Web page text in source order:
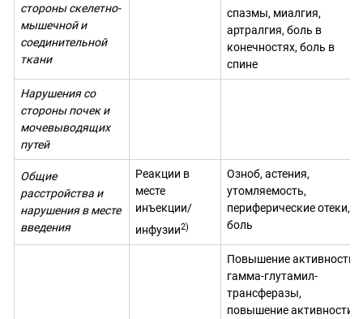
стороны скелетно-
мышечной и
соединительной
ткани
спазмы, миалгия,
артралгия, боль в
конечностях, боль в
спине
Нарушения со
стороны почек и
мочевывoдящих
путей
Общие
расстройства и
нарушения в месте
введения
Реакции в
месте
инъекции/
инфузии2)
Озноб, астения,
утомляемость,
периферические отеки,
боль
Повышение активности
гамма-глутамил-
трансферазы,
повышение активности